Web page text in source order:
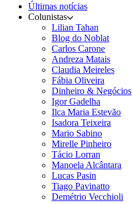
Últimas notícias
Colunistas
Lilian Tahan
Blog do Noblat
Carlos Carone
Andreza Matais
Claudia Meireles
Fábia Oliveira
Dinheiro & Negócios
Igor Gadelha
Ilca Maria Estevão
Isadora Teixeira
Mario Sabino
Mirelle Pinheiro
Tácio Lorran
Manoela Alcântara
Lucas Pasin
Tiago Pavinatto
Demétrio Vecchioli